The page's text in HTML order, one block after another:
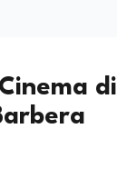
di